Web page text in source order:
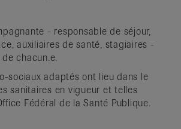
- responsable de séjour,
auxiliaires de santé, stagiaires -
chacun.e.
sociaux adaptés ont lieu dans le
sanitaires en vigueur et telles
Fédéral de la Santé Publique.